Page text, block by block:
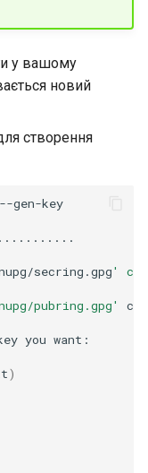
у вашому
новий
створення
--gen-key
secring.gpg'
pubring.gpg'
you want:
)